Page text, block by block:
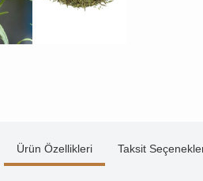
Ürün Özellikleri Taksit